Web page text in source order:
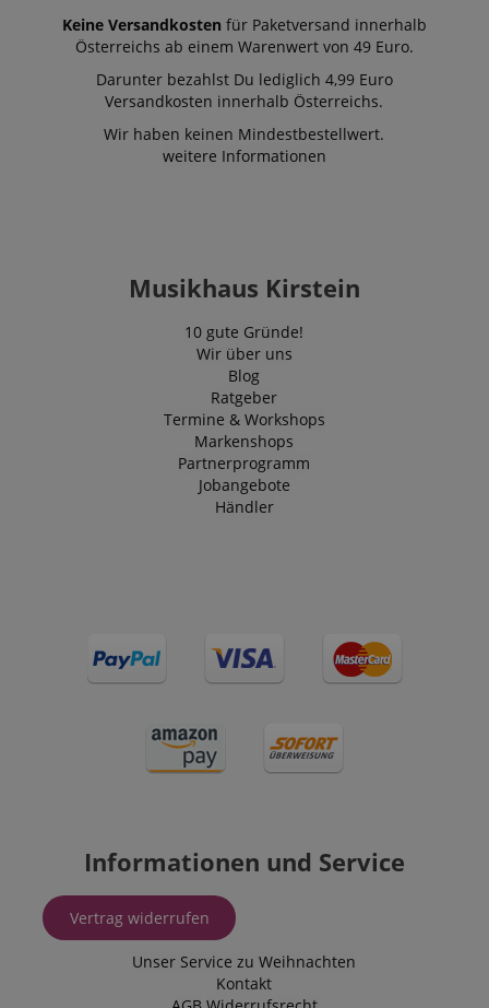
Keine Versandkosten für Paketversand innerhalb
Österreichs ab einem Warenwert von 49 Euro.
Darunter bezahlst Du lediglich 4,99 Euro
Versandkosten innerhalb Österreichs.
Wir haben keinen Mindestbestellwert.
weitere Informationen
Musikhaus Kirstein
10 gute Gründe!
Wir über uns
Blog
Ratgeber
Termine & Workshops
Markenshops
Partnerprogramm
Jobangebote
Händler
Informationen und Service
Vertrag widerrufen
Unser Service zu Weihnachten
Kontakt